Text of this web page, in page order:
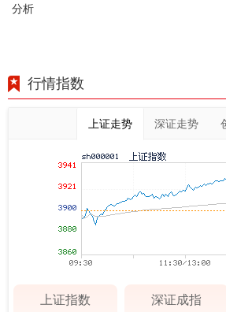
分析
行情指数
上证走势 深证走势
上证指数 深证成指